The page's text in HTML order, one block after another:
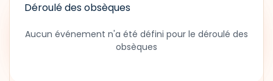
Déroulé des obsèques
Aucun événement n'a été défini pour le déroulé des
obsèques